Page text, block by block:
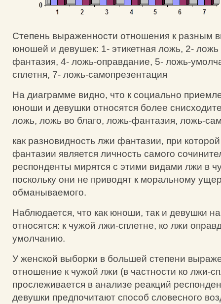
Степень выраженности отношения к разным
юношей и девушек: 1- этикетная ложь, 2- ложь
фантазия, 4- ложь-оправдание, 5- ложь-
сплетня, 7- ложь-самопрезентация
На диаграмме видно, что к социально
юноши и девушки относятся более
ложь, ложь во благо, ложь-фантазия, ложь-
как разновидность лжи фантазии, при
фантазии является личность самого
респонденты мирятся с этими видами лжи в
поскольку они не приводят к моральному
обманываемого.
Наблюдается, что как юноши, так и девушки
относятся: к чужой лжи-сплетне, ко лжи
умолчанию.
У женской выборки в большей степени
отношение к чужой лжи (в частности ко лжи-
прослеживается в анализе реакций
девушки предпочитают способ словесного